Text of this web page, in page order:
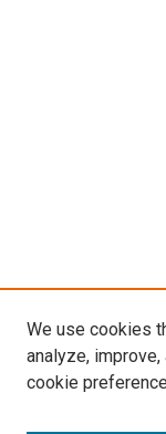
We use cookies
analyze,
cookie